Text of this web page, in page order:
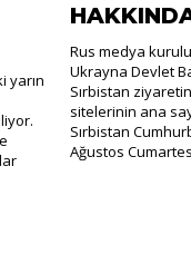
yarın
Rus medya
Ukrayna Devlet
Sırbistan
sitelerinin ana
Sırbistan
Ağustos